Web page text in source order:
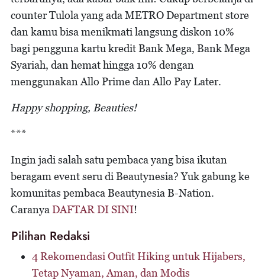
counter Tulola yang ada METRO Department store
dan kamu bisa menikmati langsung diskon 10%
bagi pengguna kartu kredit Bank Mega, Bank Mega
Syariah, dan hemat hingga 10% dengan
menggunakan Allo Prime dan Allo Pay Later.
Happy shopping, Beauties!
***
Ingin jadi salah satu pembaca yang bisa ikutan
beragam event seru di Beautynesia? Yuk gabung ke
komunitas pembaca Beautynesia B-Nation.
Caranya DAFTAR DI SINI!
Pilihan Redaksi
4 Rekomendasi Outfit Hiking untuk Hijabers,
Tetap Nyaman, Aman, dan Modis